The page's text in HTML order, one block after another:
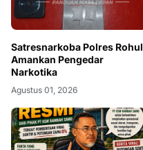
Satresnarkoba Polres Rohul
Amankan Pengedar
Narkotika
Agustus 01, 2026